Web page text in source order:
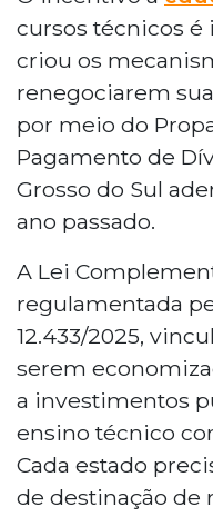
cursos técnicos
criou os
renegociarem
por meio do
Pagamento de
Grosso do Sul
ano passado.
A Lei
regulamentada
12.433/2025,
serem
a investimentos
ensino técnico
Cada estado
de destinação de